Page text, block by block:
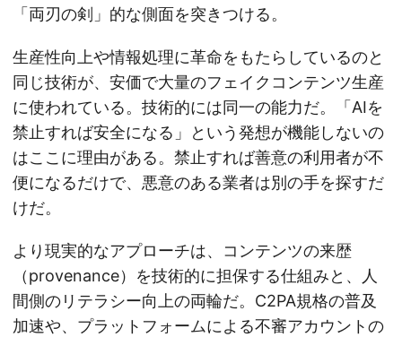
「両刃の剣」的な側面を突きつける。
生産性向上や情報処理に革命をもたらしているのと
同じ技術が、安価で大量のフェイクコンテンツ生産
に使われている。技術的には同一の能力だ。「AIを
禁止すれば安全になる」という発想が機能しないの
はここに理由がある。禁止すれば善意の利用者が不
便になるだけで、悪意のある業者は別の手を探すだ
けだ。
より現実的なアプローチは、コンテンツの来歴
（provenance）を技術的に担保する仕組みと、人
間側のリテラシー向上の両輪だ。C2PA規格の普及
加速や、プラットフォームによる不審アカウントの